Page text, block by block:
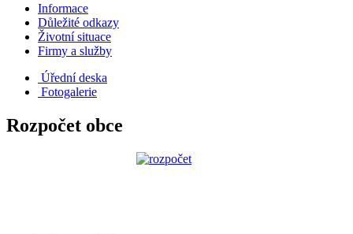
Informace
Důležité odkazy
Životní situace
Firmy a služby
Úřední deska
Fotogalerie
Rozpočet obce